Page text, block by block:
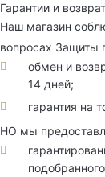
Гарантии и возврат
Наш магазин
вопросах Защиты
обмен и
14 дней;
гарантия на
НО мы